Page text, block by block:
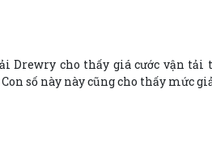
Drewry cho thấy giá cước vận
số này này cũng cho thấy mức